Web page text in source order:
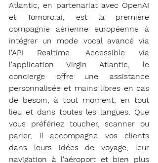
Atlantic, en partenariat avec OpenAI
et Tomoro.ai, est la première
compagnie aérienne européenne à
intégrer un mode vocal avancé via
l'API Realtime. Accessible via
l'application Virgin Atlantic, le
concierge offre une assistance
personnalisée et mains libres en cas
de besoin, à tout moment, en tout
lieu et dans toutes les langues. Que
vous préfériez toucher, scanner ou
parler, il accompagne vos clients
dans leurs idées de voyage, leur
navigation à l'aéroport et bien plus